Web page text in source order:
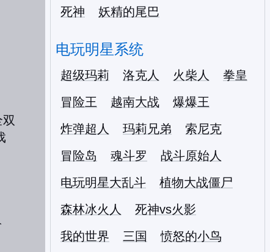
死神
妖精的尾巴
电玩明星系统
超级玛莉 洛克人 火柴人
拳皇
冒险王
越南大战
爆爆王
炸弹超人
玛莉兄弟
索尼克
冒险岛
魂斗罗
战斗原始人
电玩明星大乱斗
植物大战僵尸
森林冰火人
死神vs火影
我的世界
三国
愤怒的小鸟